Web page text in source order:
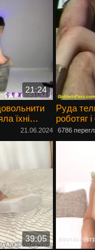
21:24
їхні
21.06.2024
Руда
роботяг
6786
39:05